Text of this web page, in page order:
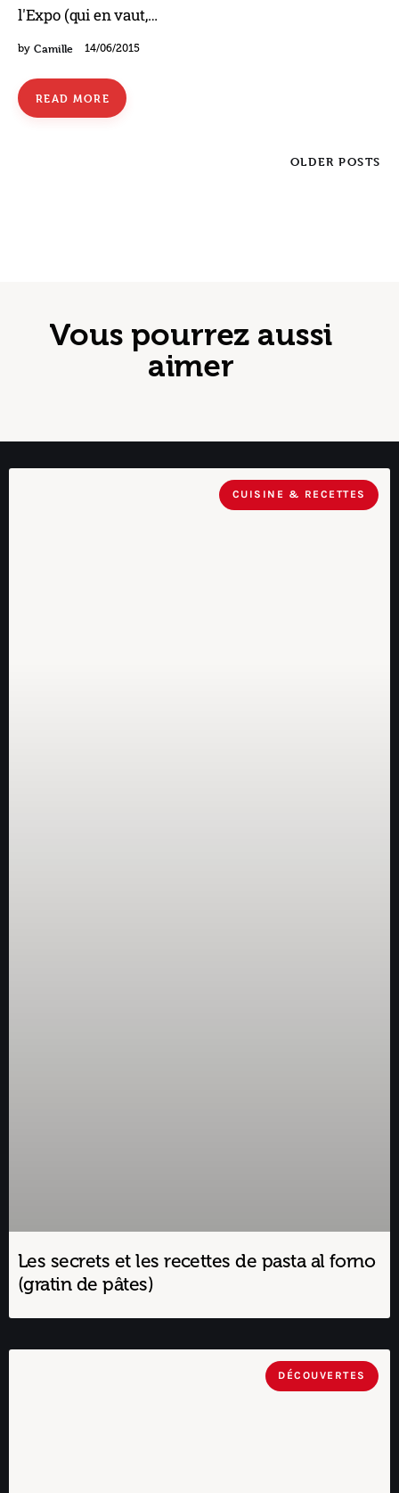
l'Expo (qui en vaut,…
by Camille 14/06/2015
READ MORE
OLDER POSTS
Vous pourrez aussi
aimer
CUISINE & RECETTES
Les secrets et les recettes de pasta al forno
(gratin de pâtes)
DÉCOUVERTES